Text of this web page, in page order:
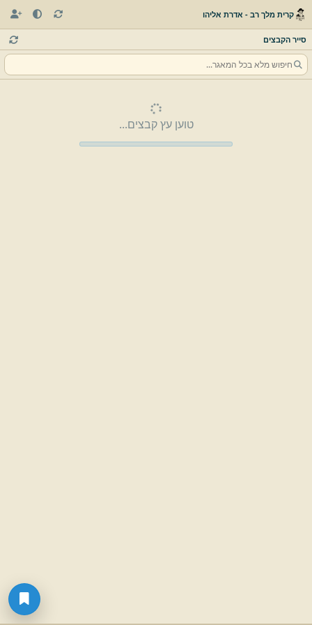
קרית מלך רב - אדרת אליהו
סייר הקבצים
טוען עץ קבצים...